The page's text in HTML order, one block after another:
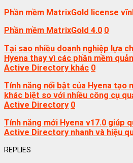
Phần mềm MatrixGold license
Phần mềm MatrixGold 4.0 0
Tại sao nhiều doanh nghiệp lựa
Hyena thay vì các phần mềm
Active Directory khác 0
Tính năng nổi bật của Hyena tạo
khác biệt so với nhiều công cụ
Active Directory 0
Tính năng mới Hyena v17.0 giúp
Active Directory nhanh và hiệu
REPLIES